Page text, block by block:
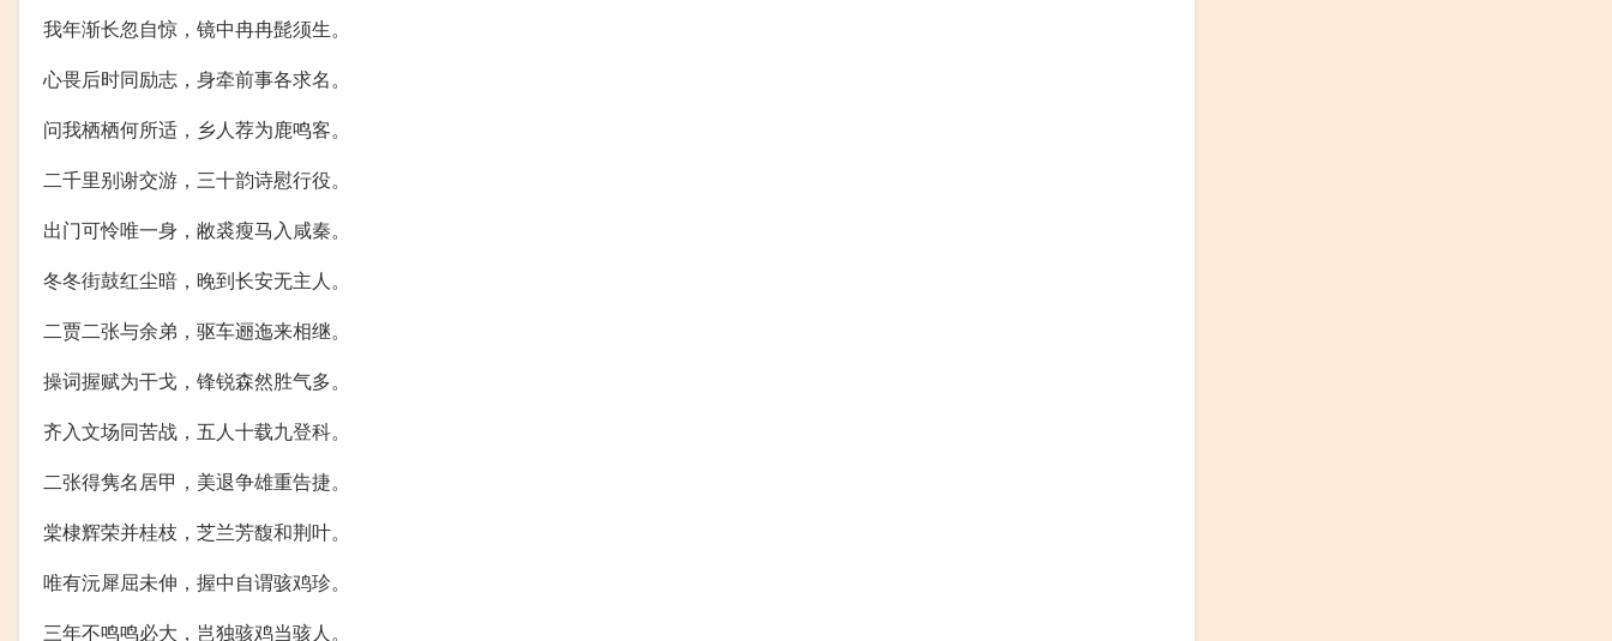
我年渐长忽自惊，镜中冉冉髭须生。
心畏后时同励志，身牵前事各求名。
问我栖栖何所适，乡人荐为鹿鸣客。
二千里别谢交游，三十韵诗慰行役。
出门可怜唯一身，敝裘瘦马入咸秦。
冬冬街鼓红尘暗，晚到长安无主人。
二贾二张与余弟，驱车逦迤来相继。
操词握赋为干戈，锋锐森然胜气多。
齐入文场同苦战，五人十载九登科。
二张得隽名居甲，美退争雄重告捷。
棠棣辉荣并桂枝，芝兰芳馥和荆叶。
唯有沅犀屈未伸，握中自谓骇鸡珍。
三年不鸣鸣必大，岂独骇鸡当骇人。